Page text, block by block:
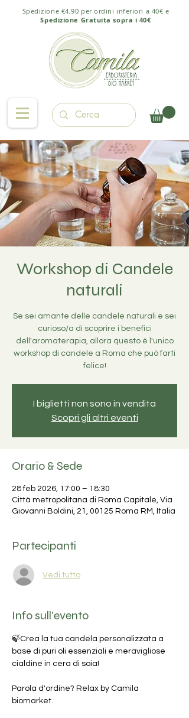
Spedizione €4,90 per ordini inferiori a 40€ e
Spedizione Gratuita sopra i 40€
Workshop di Candele
naturali
Se sei amante delle candele naturali e sei
curioso/a di scoprire i benefici
dell'aromaterapia, allora questo è l'unico
workshop di candele a Roma che può farti
I biglietti non sono in vendita
Scopri gli altri eventi
Orario & Sede
28 feb 2026, 17:00 – 18:30
Città metropolitana di Roma Capitale, Via
Giovanni Boldini, 21, 00125 Roma RM, Italia
Partecipanti
Vedi tutto
Info sull'evento
🍃Crea la tua candela personalizzata a
base di puri oli essenziali e meravigliose
cialdine in cera di soia!
Parola d'ordine? Relax by Camila
biomarket.